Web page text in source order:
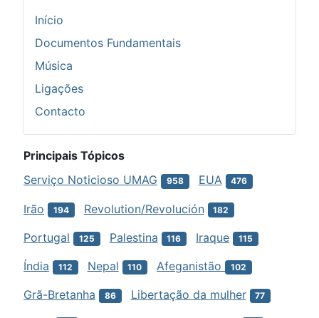
Início
Documentos Fundamentais
Música
Ligações
Contacto
Principais Tópicos
Serviço Noticioso UMAG
958 EUA 476
Irão 194 Revolution/Revolución 182
Portugal 125 Palestina 116 Iraque 115
Índia 112 Nepal 110 Afeganistão 102
Grã-Bretanha 86 Libertação da mulher 77